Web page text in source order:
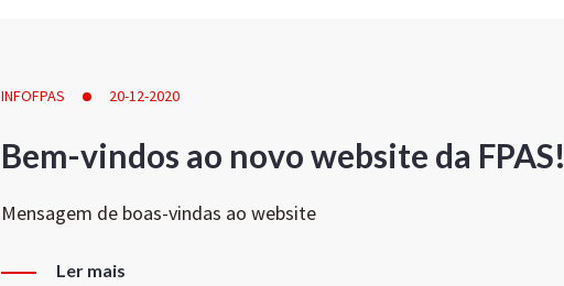
INFOFPAS 20-12-2020
Bem-vindos ao novo website da FPAS!
Mensagem de boas-vindas ao website
Ler mais